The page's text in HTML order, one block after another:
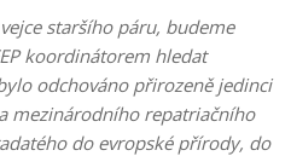
staršího páru, budeme
koordinátorem hledat
odchováno přirozeně jedinci
mezinárodního repatriačního
do evropské přírody, do